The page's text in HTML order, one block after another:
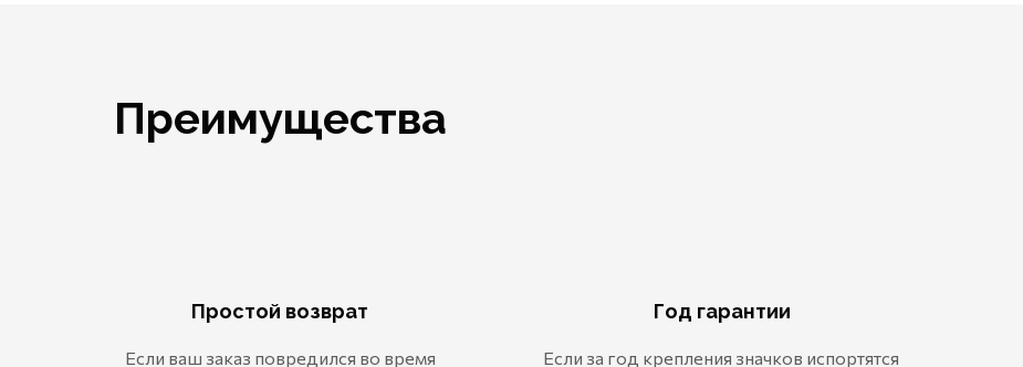
Преимущества
Простой возврат
Если ваш заказ повредился во время
Год гарантии
Если за год крепления значков испортятся